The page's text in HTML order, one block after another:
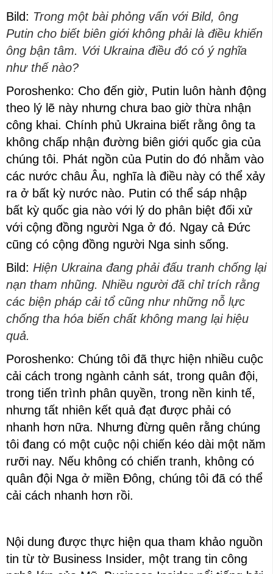
Bild: Trong một bài phỏng vấn với Bild, ông
Putin cho biết biên giới không phải là điều khiến
ông bận tâm. Với Ukraina điều đó có ý nghĩa
như thế nào?
Poroshenko: Cho đến giờ, Putin luôn hành động
theo lý lẽ này nhưng chưa bao giờ thừa nhận
công khai. Chính phủ Ukraina biết rằng ông ta
không chấp nhận đường biên giới quốc gia của
chúng tôi. Phát ngồn của Putin do đó nhằm vào
các nước châu Âu, nghĩa là điều này có thể xảy
ra ở bất kỳ nước nào. Putin có thể sáp nhập
bất kỳ quốc gia nào với lý do phân biệt đối xử
với cộng đồng người Nga ở đó. Ngay cả Đức
cũng có cộng đồng người Nga sinh sống.
Bild: Hiện Ukraina đang phải đấu tranh chống lại
nạn tham nhũng. Nhiều người đã chỉ trích rằng
các biện pháp cải tổ cũng như những nỗ lực
chống tha hóa biến chất không mang lại hiệu
quả.
Poroshenko: Chúng tôi đã thực hiện nhiều cuộc
cải cách trong ngành cảnh sát, trong quân đội,
trong tiến trình phân quyền, trong nền kinh tế,
nhưng tất nhiên kết quả đạt được phải có
nhanh hơn nữa. Nhưng đừng quên rằng chúng
tôi đang có một cuộc nội chiến kéo dài một năm
rưỡi nay. Nếu không có chiến tranh, không có
quân đội Nga ở miền Đông, chúng tôi đã có thể
cải cách nhanh hơn rồi.
Nội dung được thực hiện qua tham khảo nguồn
tin từ tờ Business Insider, một trang tin công